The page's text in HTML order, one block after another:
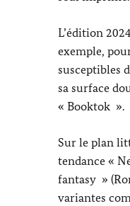
L’édition
exemple,
susceptibles
sa surface
« Booktok ».
Sur le plan
tendance «
fantasy » (
variantes